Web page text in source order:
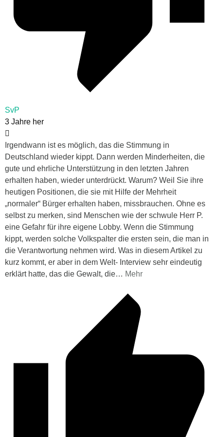
SvP
3 Jahre her
Irgendwann ist es möglich, das die Stimmung in
Deutschland wieder kippt. Dann werden Minderheiten, die
gute und ehrliche Unterstützung in den letzten Jahren
erhalten haben, wieder unterdrückt. Warum? Weil Sie ihre
heutigen Positionen, die sie mit Hilfe der Mehrheit
„normaler“ Bürger erhalten haben, missbrauchen. Ohne es
selbst zu merken, sind Menschen wie der schwule Herr P.
eine Gefahr für ihre eigene Lobby. Wenn die Stimmung
kippt, werden solche Volkspalter die ersten sein, die man in
die Verantwortung nehmen wird. Was in diesem Artikel zu
kurz kommt, er aber in dem Welt- Interview sehr eindeutig
erklärt hatte, das die Gewalt, die… Mehr